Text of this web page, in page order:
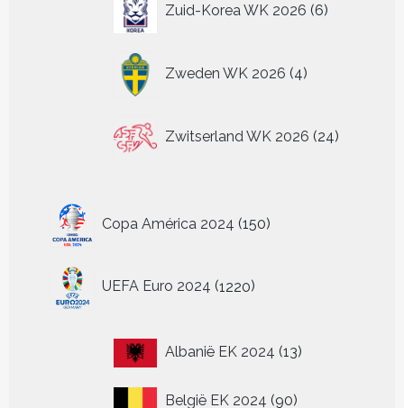
Zuid-Korea WK 2026 6
producten
Zweden WK 2026 4
producten
Zwitserland WK 2026 24
producten
Copa América 2024 150
producten
UEFA Euro 2024 1220
producten
Albanië EK 2024 1313
België EK 2024 9090